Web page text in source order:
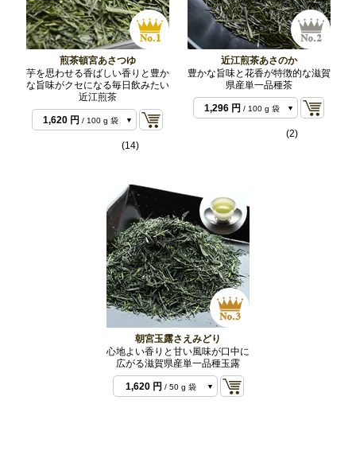
煎茶頓宮あさつゆ
芋を思わせる香ばしい香りと豊か
な旨味がクセになる毎日飲みたい
近江煎茶
1,620 円 / 100 g 袋
(14)
近江煎茶あさのか
豊かな旨味と花香が特徴的な滋賀
県産単一品種茶
1,296 円 / 100 g 袋
(2)
朝宮玉露さえみどり
心地よい香りと甘い風味が口中に
広がる滋賀県産単一品種玉露
1,620 円 / 50 g 袋